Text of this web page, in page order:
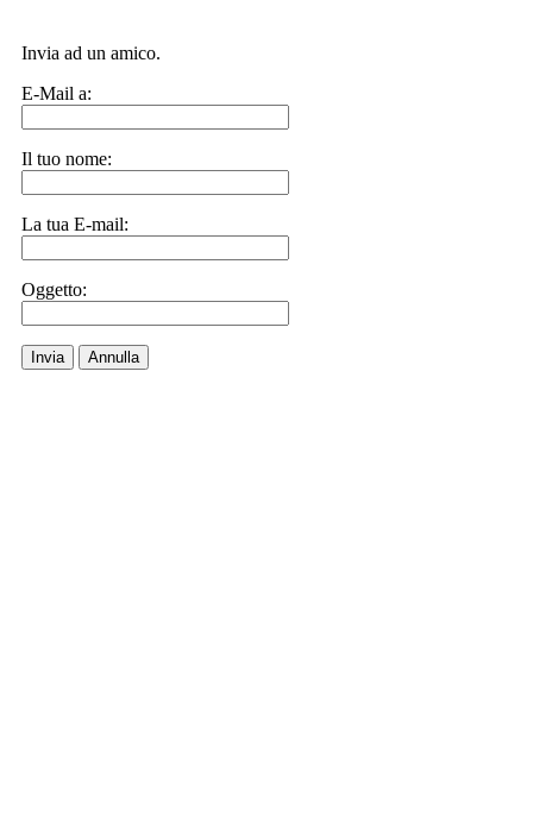
Invia ad un amico.
E-Mail a:
Il tuo nome:
La tua E-mail:
Oggetto:
Invia Annulla